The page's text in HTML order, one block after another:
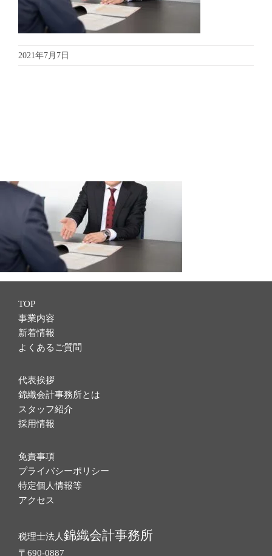
2021年7月7日
TOP
事業内容
新着情報
よくあるご質問
代表挨拶
錦織会計事務所とは
スタッフ紹介
採用情報
免責事項
プライバシーポリシー
特定個人情報等
アクセス
税理士法人錦織会計事務所
〒690-0887